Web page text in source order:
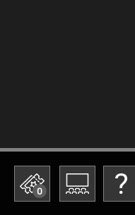
0